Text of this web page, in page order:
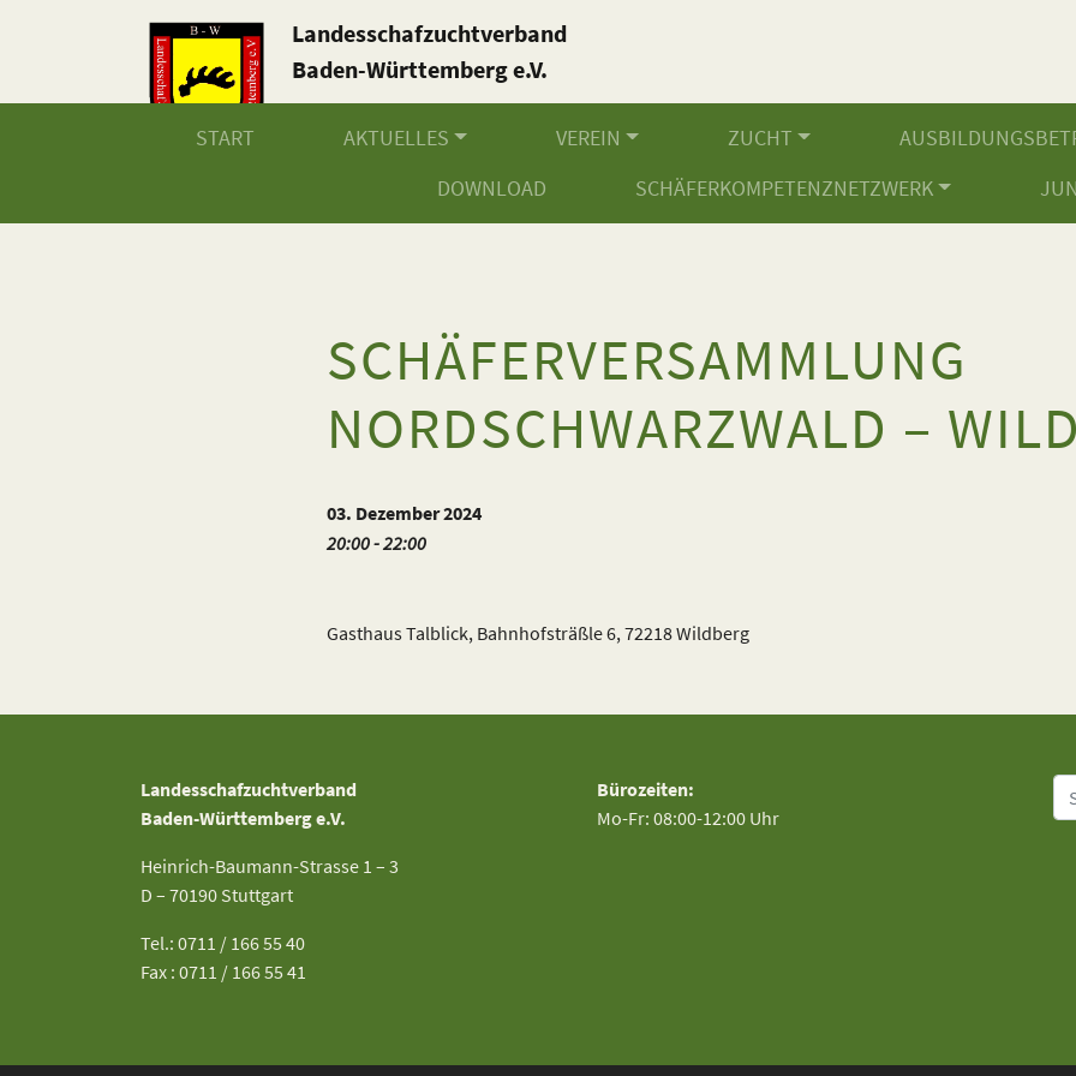
Landesschafzuchtverband
Baden-Württemberg e.V.
START AKTUELLES VEREIN ZUCHT
DOWNLOAD
SCHÄFERKOMPETENZNETZWERK
SCHÄFERVERSAMMLUNG
NORDSCHWARZWALD –
03. Dezember 2024
20:00 - 22:00
Gasthaus Talblick, Bahnhofsträßle 6, 72218 Wildberg
Landesschafzuchtverband
Baden-Württemberg e.V.
Heinrich-Baumann-Strasse 1 – 3
D – 70190 Stuttgart
Tel.: 0711 / 166 55 40
Fax : 0711 / 166 55 41
Bürozeiten:
Mo-Fr: 08:00-12:00 Uhr